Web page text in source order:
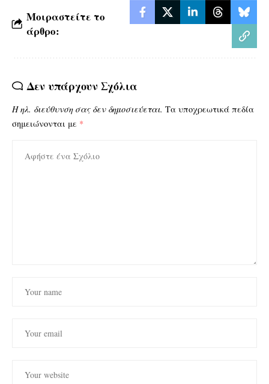
Μοιραστείτε το
άρθρο:
Δεν υπάρχουν Σχόλια
Η ηλ. διεύθυνση σας δεν δημοσιεύεται. Τα υποχρεωτικά πεδία
σημειώνονται με *